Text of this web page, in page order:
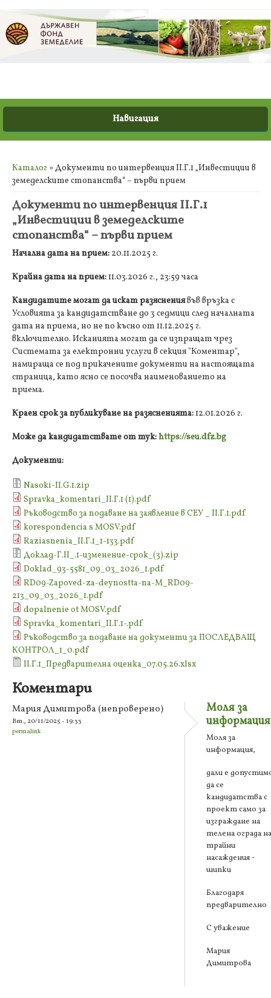
Вие сте тук
Каталог » Документи по интервенция ІІ.Г.1 „Инвестиции в
земеделските стопанства“ – първи прием
Документи по интервенция ІІ.Г.1
„Инвестиции в земеделските
стопанства“ – първи прием
Начална дата на прием: 20.11.2025 г.
Крайна дата на прием:11.03.2026 г., 23:59 часа
Кандидатите могат да искат разяснениявъв връзка с
Условията за кандидатстване до 3 седмици след началната
дата на приема, но не по късно от 11.12.2025 г.
включително. Исканията могат да се изпращат чрез
Системата за електронни услуги в секция "Коментар",
намираща се под прикачените документи на настоящата
страница, като ясно се посочва наименованието на
приема.
Краен срок за публикуване на разясненията:12.01.2026 г.
Може да кандидатствате от тук:https://seu.dfz.bg
Документи:
Nasoki-ІІ.G.1.zip
Spravka_komentari_II.Г.1 (1).pdf
Ръководство за подаване на заявление в СЕУ _ II.Г.1.pdf
korespondencia s MOSV.pdf
Raziasnenia_ІІ.Г.1_1-133.pdf
Доклад-Г.II_.1-изменение-срок_(3).zip
Doklad_93-5581_09_03_2026_1.pdf
RD09-Zapoved-za-deynostta-na-M_RD09-
213_09_03_2026_1.pdf
dopalnenie ot MOSV.pdf
Spravka_komentari_II.Г.1-.pdf
Ръководство за подаване на документи за ПОСЛЕДВАЩ
КОНТРОЛ_1_0.pdf
II.Г.1_Предварителна оценка_07.05.26.xlsx
Коментари
Мария Димитрова (непроверено)
Вт., 20/11/2025 - 19:33
permalink
Моля за
Моля за
информация,
дали е
да се
кандидатства с
проект само за
изграждане на
телена ограда на
трайни
насаждения -
шипки
Благодаря
предварително
С уважение
Мария
Димитрова